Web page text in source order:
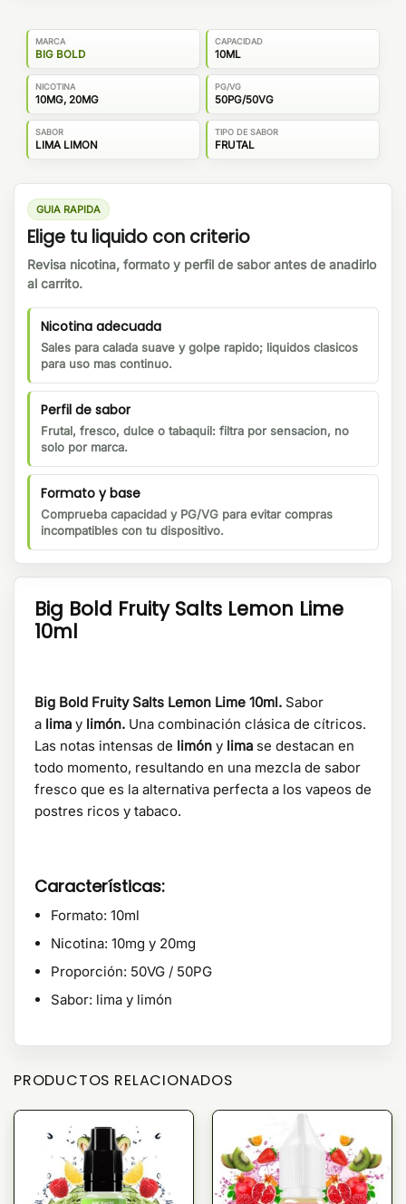
MARCA
BIG BOLD
CAPACIDAD
10ML
NICOTINA
10MG, 20MG
PG/VG
50PG/50VG
SABOR
LIMA LIMON
TIPO DE SABOR
FRUTAL
GUIA RAPIDA
Elige tu liquido con criterio
Revisa nicotina, formato y perfil de sabor antes de anadirlo
al carrito.
Nicotina adecuada
Sales para calada suave y golpe rapido; liquidos clasicos
para uso mas continuo.
Perfil de sabor
Frutal, fresco, dulce o tabaquil: filtra por sensacion, no
solo por marca.
Formato y base
Comprueba capacidad y PG/VG para evitar compras
incompatibles con tu dispositivo.
Big Bold Fruity Salts Lemon Lime
10ml
Big Bold Fruity Salts Lemon Lime 10ml. Sabor
a lima y limón. Una combinación clásica de cítricos.
Las notas intensas de limón y lima se destacan en
todo momento, resultando en una mezcla de sabor
fresco que es la alternativa perfecta a los vapeos de
postres ricos y tabaco.
Características:
Formato: 10ml
Nicotina: 10mg y 20mg
Proporción: 50VG / 50PG
Sabor: lima y limón
PRODUCTOS RELACIONADOS